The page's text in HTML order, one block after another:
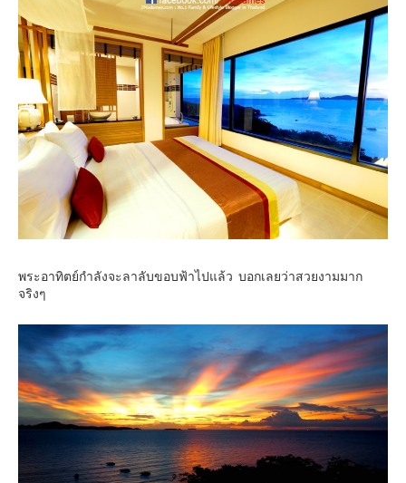
พระอาทิตย์กำลังจะลาลับขอบฟ้าไปแล้ว บอกเลยว่าสวยงามมาก
จริงๆ